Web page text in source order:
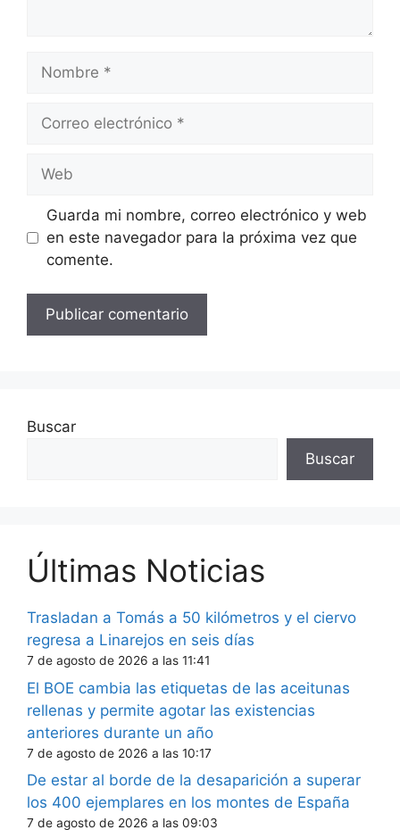
electrónico
Guarda mi nombre, correo electrónico y web
en este navegador para la próxima vez que
comente.
Buscar
Buscar
Últimas Noticias
Trasladan a Tomás a 50 kilómetros y el ciervo
regresa a Linarejos en seis días
7 de agosto de 2026 a las 11:41
El BOE cambia las etiquetas de las aceitunas
rellenas y permite agotar las existencias
anteriores durante un año
7 de agosto de 2026 a las 10:17
De estar al borde de la desaparición a superar
los 400 ejemplares en los montes de España
7 de agosto de 2026 a las 09:03